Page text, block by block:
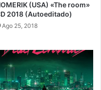
(USA) «The room»
2018 (Autoeditado)
Ago 25, 2018